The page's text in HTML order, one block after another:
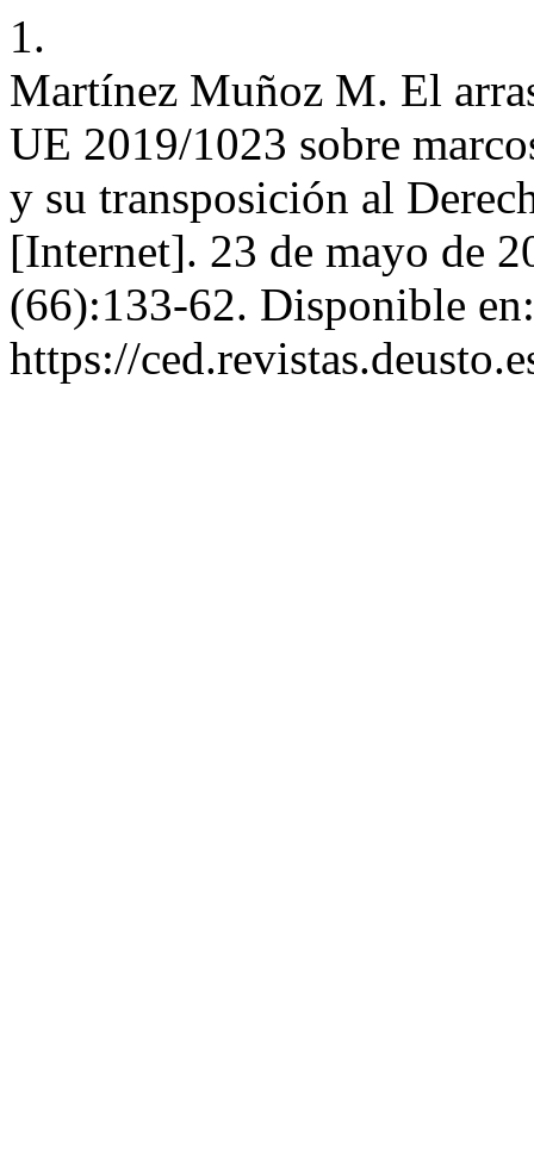
1.
Martínez Muñoz M. El
UE 2019/1023 sobre
y su transposición al
[Internet]. 23 de mayo de
(66):133-62. Disponible en:
https://